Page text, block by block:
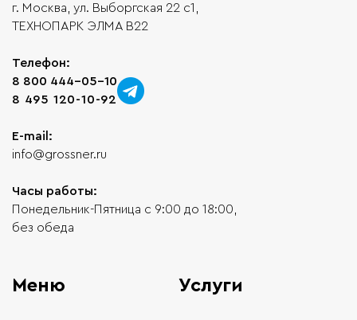
г. Москва, ул. Выборгская 22 с1,
ТЕХНОПАРК ЭЛМА В22
Телефон:
8 800 444-05-10
8 495 120-10-92
E-mail:
info@grossner.ru
Часы работы:
Понедельник-Пятница с 9:00 до 18:00,
без обеда
Меню Услуги